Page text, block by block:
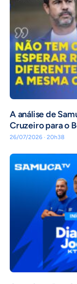
A análise de
Cruzeiro para o
26/07/2026 · 20h38